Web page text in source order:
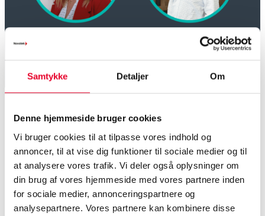
Samtykke Detaljer Om
Denne hjemmeside bruger cookies
Vi bruger cookies til at tilpasse vores indhold og
annoncer, til at vise dig funktioner til sociale medier og til
at analysere vores trafik. Vi deler også oplysninger om
din brug af vores hjemmeside med vores partnere inden
for sociale medier, annonceringspartnere og
analysepartnere. Vores partnere kan kombinere disse